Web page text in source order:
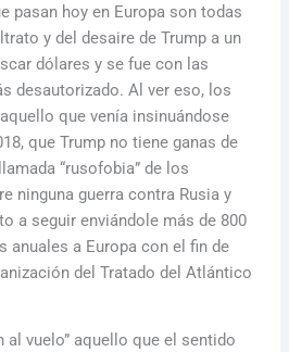
pasan hoy en Europa son todas
y del desaire de Trump a un
dólares y se fue con las
desautorizado. Al ver eso, los
que venía insinuándose
que Trump no tiene ganas de
“rusofobia” de los
ninguna guerra contra Rusia y
a seguir enviándole más de 800
anuales a Europa con el fin de
del Tratado del Atlántico
al vuelo” aquello que el sentido